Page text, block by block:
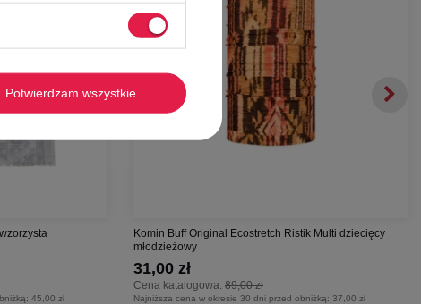
45,00 zł
Komin Buff Original Ecostretch Ristik Multi dziecięcy
młodzieżowy
Cena katalogowa: 89,00 zł
31,00 zł
Najniższa cena w okresie 30 dni przed obniżką: 37,00 zł
Potwierdzam wszystkie